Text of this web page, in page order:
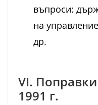
въпроси:
на
др.
VI.
1991 г.